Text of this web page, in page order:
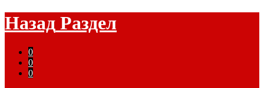
Назад Раздел
0
0
0